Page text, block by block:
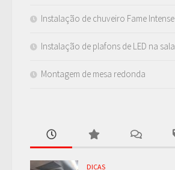
Instalação de chuveiro Fame Intense
Instalação de plafons de LED na sala
Montagem de mesa redonda
DICAS